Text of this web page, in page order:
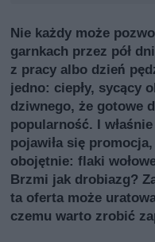
Nie każdy może
garnkach przez pół
z pracy albo dzień
jedno: ciepły, sycący
dziwnego, że gotowe
popularność. I
pojawiła się
obojętnie: flaki
Brzmi jak drobiazg?
ta oferta może
czemu warto zrobić